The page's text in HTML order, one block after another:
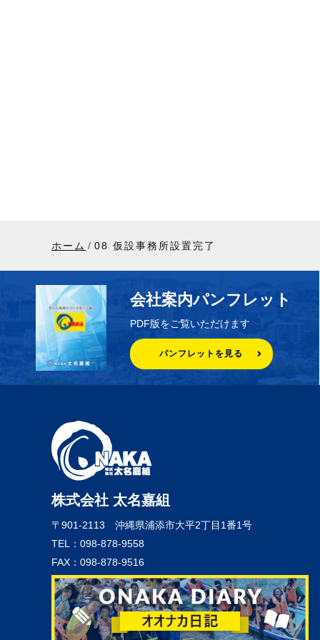
ホーム 08 仮設事務所設置完了
会社案内パンフレット
PDF版をご覧いただけます
パンフレットを見る
株式会社 太名嘉組
〒901-2113 沖縄県浦添市大平2丁目1番1号
TEL：098-878-9558
FAX：098-878-9516